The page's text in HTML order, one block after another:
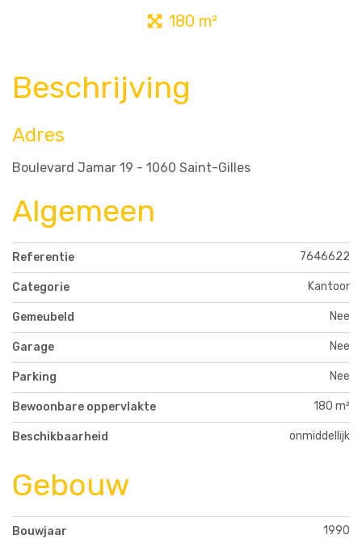
180 m²
Beschrijving
Adres
Boulevard Jamar 19 - 1060 Saint-Gilles
Algemeen
Referentie 7646622
Categorie Kantoor
Gemeubeld Nee
Garage Nee
Parking Nee
Bewoonbare oppervlakte 180 m²
Beschikbaarheid onmiddellijk
Gebouw
Bouwjaar 1990